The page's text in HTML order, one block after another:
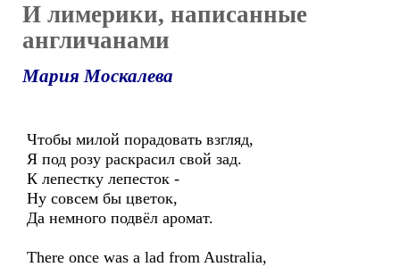
И лимерики, написанные
англичанами
Мария Москалева
Чтобы милой порадовать взгляд,
Я под розу раскрасил свой зад.
К лепестку лепесток -
Ну совсем бы цветок,
Да немного подвёл аромат.
There once was a lad from Australia,